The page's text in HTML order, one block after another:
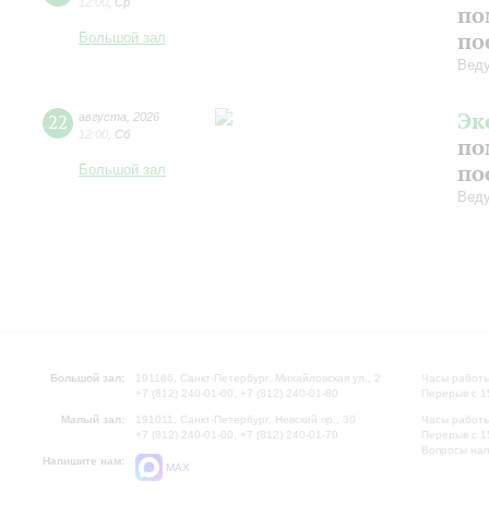
Большой зал
22 августа
2026
12:00 Сб
Большой зал
Большой зал:
191186, Санкт-Петербург, Михайловская ул., 2
+7 (812) 240-01-00, +7 (812) 240-01-80
Малый зал:
191011, Санкт-Петербург, Невский пр., 30
+7 (812) 240-01-00, +7 (812) 240-01-70
Напишите нам:
MAX
Часы
Перерыв с
Часы
Перерыв с
Вопросы